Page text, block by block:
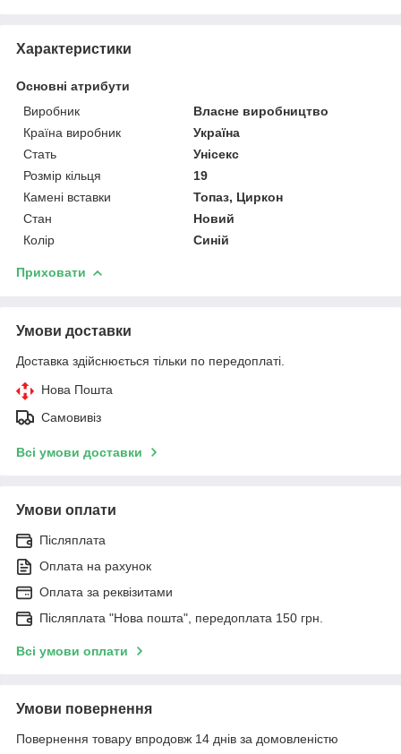
Характеристики
Основні атрибути
Виробник
Власне виробництво
Країна виробник
Україна
Стать
Унісекс
Розмір кільця
19
Камені вставки
Топаз, Циркон
Стан
Новий
Колір
Синій
Приховати
Умови доставки
Доставка здійснюється тільки по передоплаті.
Нова Пошта
Самовивіз
Всі умови доставки
Умови оплати
Післяплата
Оплата на рахунок
Оплата за реквізитами
Післяплата "Нова пошта", передоплата 150 грн.
Всі умови оплати
Умови повернення
Повернення товару впродовж 14 днів за домовленістю